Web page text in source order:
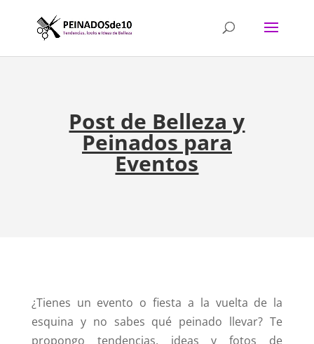
Post de Belleza y
Peinados para
Eventos
¿Tienes un evento o fiesta a la vuelta de la
esquina y no sabes qué peinado llevar? Te
propongo tendencias, ideas y fotos de